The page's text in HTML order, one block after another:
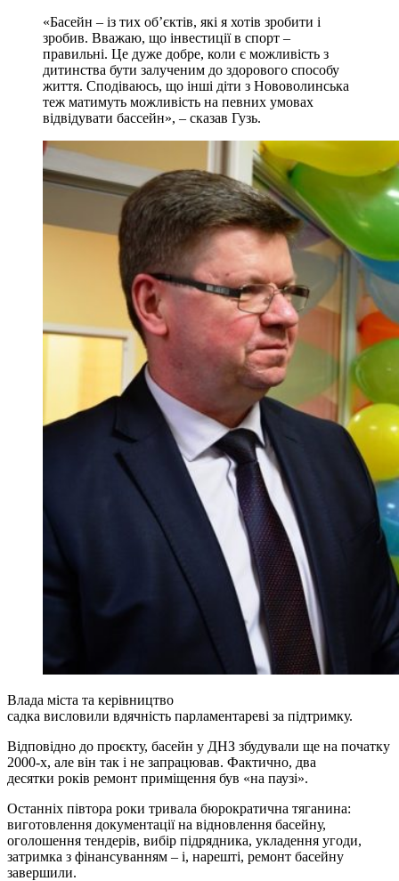
«Басейн – із тих об’єктів, які я хотів зробити і
зробив. Вважаю, що інвестиції в спорт –
правильні. Це дуже добре, коли є можливість з
дитинства бути залученим до здорового способу
життя. Сподіваюсь, що інші діти з Нововолинська
теж матимуть можливість на певних умовах
відвідувати бассейн», – сказав Гузь.
Влада міста та керівництво
садка висловили вдячність парламентареві за підтримку.
Відповідно до проєкту, басейн у ДНЗ збудували ще на початку
2000-х, але він так і не запрацював. Фактично, два
десятки років ремонт приміщення був «на паузі».
Останніх півтора роки тривала бюрократична тяганина:
виготовлення документації на відновлення басейну,
оголошення тендерів, вибір підрядника, укладення угоди,
затримка з фінансуванням – і, нарешті, ремонт басейну
завершили.